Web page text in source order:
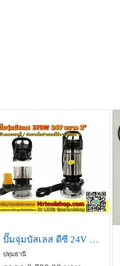
ปั๊มจุ่มบัสเลส ดีซี 24V 375W 2นิ้ว ยี่ห้อ MTEC
ปทุมธานี